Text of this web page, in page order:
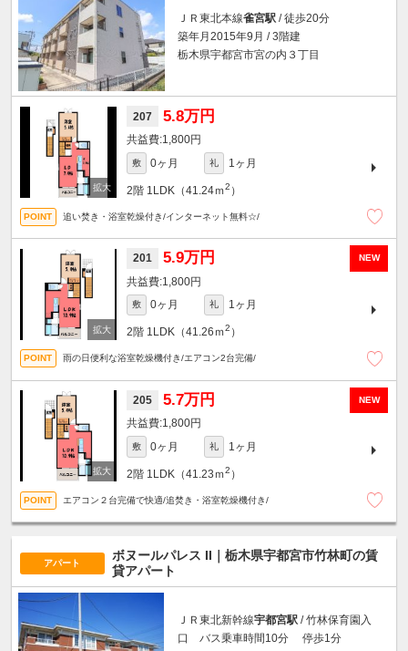
ＪＲ東北本線雀宮駅 / 徒歩20分
築年月2015年9月 / 3階建
栃木県宇都宮市宮の内３丁目
207 5.8万円
1,800円
敷 0ヶ月 礼 1ヶ月
2階 1LDK（41.24ｍ2 ）
追い焚き・浴室乾燥付き/インターネット無料☆/
NEW
201 5.9万円
1,800円
敷 0ヶ月 礼 1ヶ月
2階 1LDK（41.26ｍ2 ）
雨の日便利な浴室乾燥機付き/エアコン2台完備/
NEW
205 5.7万円
1,800円
敷 0ヶ月 礼 1ヶ月
2階 1LDK（41.23ｍ2 ）
エアコン２台完備で快適/追焚き・浴室乾燥機付き/
アパート
ボヌールパレス II｜栃木県宇都宮市竹林町の賃
貸アパート
ＪＲ東北新幹線宇都宮駅 / 竹林保育園入
口 バス乗車時間10分 停歩1分